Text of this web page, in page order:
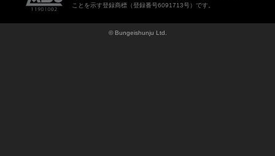
ことを示す登録商標（登録番号6091713号）です。
© Bungeishunju Ltd.